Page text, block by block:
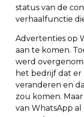
status van de
verhaalfunctie
Advertenties op
aan te komen.
werd
het bedrijf dat er
veranderen en
zou komen.
van WhatsApp